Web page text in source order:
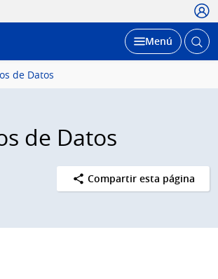
Desplegar
Menú Abrir
de Datos
de Datos
Compartir esta página